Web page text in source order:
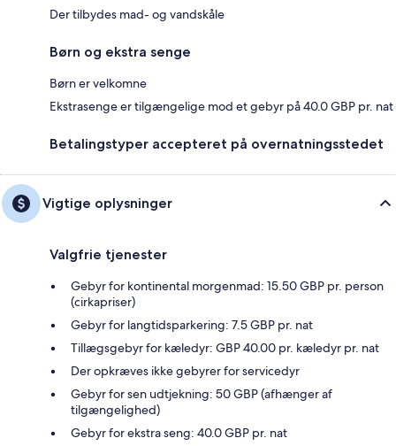
Der tilbydes mad- og vandskåle
Børn og ekstra senge
Børn er velkomne
Ekstrasenge er tilgængelige mod et gebyr på 40.0 GBP pr. nat
Betalingstyper accepteret på overnatningsstedet
Vigtige oplysninger
Valgfrie tjenester
Gebyr for kontinental morgenmad: 15.50 GBP pr. person
(cirkapriser)
Gebyr for langtidsparkering: 7.5 GBP pr. nat
Tillægsgebyr for kæledyr: GBP 40.00 pr. kæledyr pr. nat
Der opkræves ikke gebyrer for servicedyr
Gebyr for sen udtjekning: 50 GBP (afhænger af
tilgængelighed)
Gebyr for ekstra seng: 40.0 GBP pr. nat